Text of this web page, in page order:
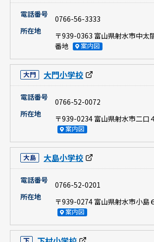
電話番号
0766-56-3333
所在地
〒939-0363 富山県射水市中太
番地
案内図
大門 大門小学校
電話番号
0766-52-0072
所在地
〒939-0234 富山県射水市二口
案内図
大島 大島小学校
電話番号
0766-52-0201
所在地
〒939-0274 富山県射水市小島
案内図